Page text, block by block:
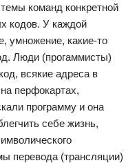
команд конкретной
кодов. У каждой
умножение, какие-то
Люди (прогаммисты)
всякие адреса в
перфокартах,
программу и она
себе жизнь,
перевода (трансляции)